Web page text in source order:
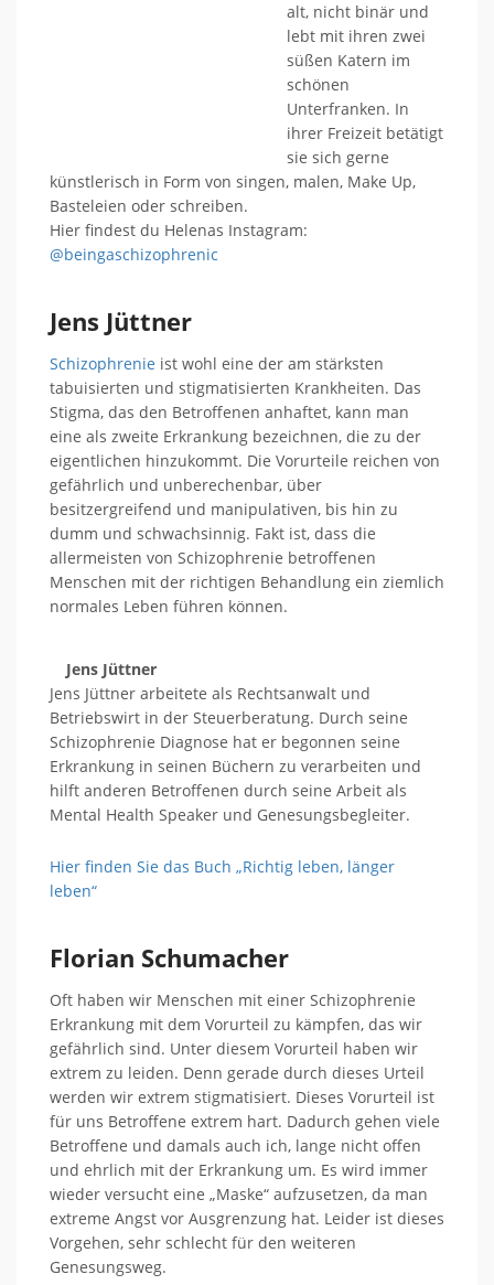
alt, nicht binär und
lebt mit ihren zwei
süßen Katern im
schönen
Unterfranken. In
ihrer Freizeit betätigt
sie sich gerne
künstlerisch in Form von singen, malen, Make Up,
Basteleien oder schreiben.
Hier findest du Helenas Instagram:
@beingaschizophrenic
Jens Jüttner
Schizophrenie ist wohl eine der am stärksten
tabuisierten und stigmatisierten Krankheiten. Das
Stigma, das den Betroffenen anhaftet, kann man
eine als zweite Erkrankung bezeichnen, die zu der
eigentlichen hinzukommt. Die Vorurteile reichen von
gefährlich und unberechenbar, über
besitzergreifend und manipulativen, bis hin zu
dumm und schwachsinnig. Fakt ist, dass die
allermeisten von Schizophrenie betroffenen
Menschen mit der richtigen Behandlung ein ziemlich
normales Leben führen können.
Jens Jüttner
Jens Jüttner arbeitete als Rechtsanwalt und
Betriebswirt in der Steuerberatung. Durch seine
Schizophrenie Diagnose hat er begonnen seine
Erkrankung in seinen Büchern zu verarbeiten und
hilft anderen Betroffenen durch seine Arbeit als
Mental Health Speaker und Genesungsbegleiter.
Hier finden Sie das Buch „Richtig leben, länger
leben“
Florian Schumacher
Oft haben wir Menschen mit einer Schizophrenie
Erkrankung mit dem Vorurteil zu kämpfen, das wir
gefährlich sind. Unter diesem Vorurteil haben wir
extrem zu leiden. Denn gerade durch dieses Urteil
werden wir extrem stigmatisiert. Dieses Vorurteil ist
für uns Betroffene extrem hart. Dadurch gehen viele
Betroffene und damals auch ich, lange nicht offen
und ehrlich mit der Erkrankung um. Es wird immer
wieder versucht eine „Maske“ aufzusetzen, da man
extreme Angst vor Ausgrenzung hat. Leider ist dieses
Vorgehen, sehr schlecht für den weiteren
Genesungsweg.